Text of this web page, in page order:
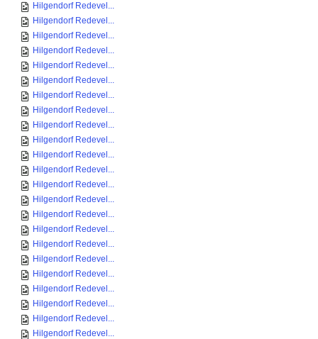
Hilgendorf Redevel...
Hilgendorf Redevel...
Hilgendorf Redevel...
Hilgendorf Redevel...
Hilgendorf Redevel...
Hilgendorf Redevel...
Hilgendorf Redevel...
Hilgendorf Redevel...
Hilgendorf Redevel...
Hilgendorf Redevel...
Hilgendorf Redevel...
Hilgendorf Redevel...
Hilgendorf Redevel...
Hilgendorf Redevel...
Hilgendorf Redevel...
Hilgendorf Redevel...
Hilgendorf Redevel...
Hilgendorf Redevel...
Hilgendorf Redevel...
Hilgendorf Redevel...
Hilgendorf Redevel...
Hilgendorf Redevel...
Hilgendorf Redevel...